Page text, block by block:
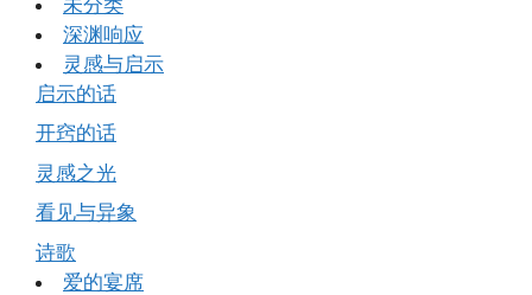
深渊响应
灵感与启示
启示的话
开窍的话
灵感之光
看见与异象
诗歌
爱的宴席